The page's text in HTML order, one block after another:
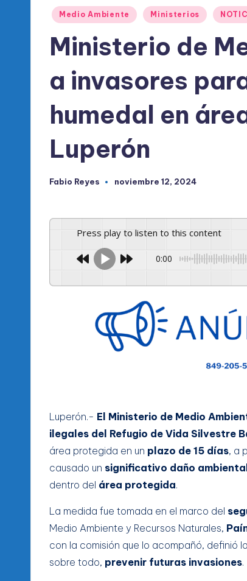
M
Publicado
Medio Ambiente Ministerios
Ministerio de
a invasores
humedal en
Luperón
Publicado
Fabio Reyes noviembre 12, 2024
Press play to listen to this content
0:00
Luperón.- El Ministerio de Medio
ilegales del Refugio de Vida Silvestre
área protegida en un plazo de 15 días, a
causado un significativo daño
dentro del área protegida.
La medida fue tomada en el marco del
Medio Ambiente y Recursos Naturales,
con la comisión que lo acompañó, definió
sobre todo, prevenir futuras invasiones.